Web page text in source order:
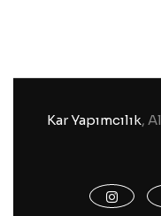
Kar Yapımcılık,